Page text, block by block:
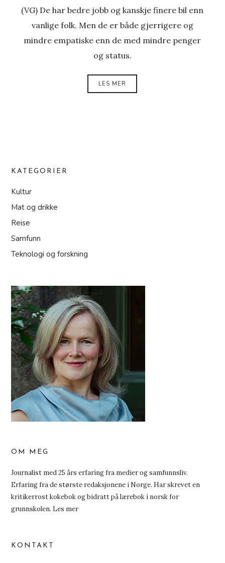
(VG) De har bedre jobb og kanskje finere bil enn
vanlige folk. Men de er både gjerrigere og
mindre empatiske enn de med mindre penger
og status.
LES MER
KATEGORIER
Kultur
Mat og drikke
Reise
Samfunn
Teknologi og forskning
OM MEG
Journalist med 25 års erfaring fra medier og samfunnsliv.
Erfaring fra de største redaksjonene i Norge. Har skrevet en
kritikerrost kokebok og bidratt på lærebok i norsk for
grunnskolen. Les mer
KONTAKT